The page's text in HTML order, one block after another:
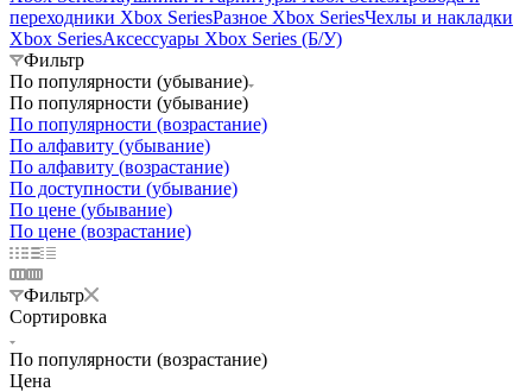
переходники Xbox SeriesРазное Xbox SeriesЧехлы и накладки
Xbox SeriesАксессуары Xbox Series (Б/У)
Фильтр
По популярности (убывание)
По популярности (убывание)
По популярности (возрастание)
По алфавиту (убывание)
По алфавиту (возрастание)
По доступности (убывание)
По цене (убывание)
По цене (возрастание)
Фильтр
Сортировка
По популярности (возрастание)
Цена